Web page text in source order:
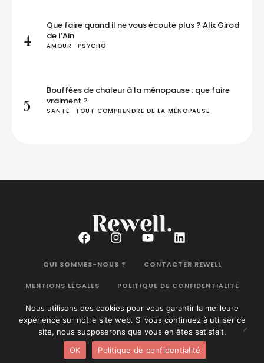
4
Que faire quand il ne vous écoute plus ? Alix Girod
de l’Ain
AMOUR PSYCHO
5
Bouffées de chaleur à la ménopause : que faire
vraiment ?
SANTÉ TOUT COMPRENDRE DE LA MÉNOPAUSE
QUI SOMMES-NOUS ? CONTACTER REWELL
MENTIONS LÉGALES POLITIQUE DE CONFIDENTIALITÉ
Rewell Magazine ©2026. Tous droits réservés.
Nous utilisons des cookies pour vous garantir la meilleure
expérience sur notre site web. Si vous continuez à utiliser ce
site, nous supposerons que vous en êtes satisfait.
OK
Politique de confidentialité